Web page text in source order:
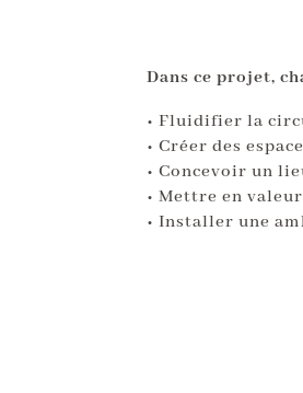
Dans ce projet,
• Fluidifier la
• Créer des
• Concevoir un
• Mettre en
• Installer une